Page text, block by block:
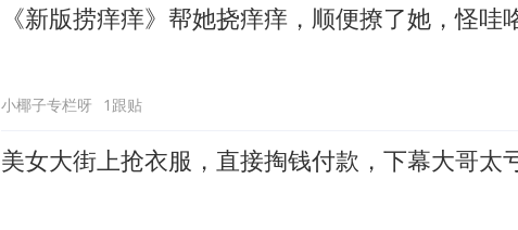
《新版捞痒痒》帮她挠痒痒，顺便撩了她，怪哇
小椰子专栏呀 1跟贴
美女大街上抢衣服，直接掏钱付款，下幕大哥太